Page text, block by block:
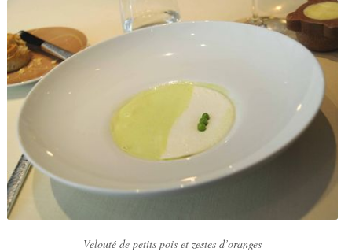
Velouté de petits pois et zestes d’oranges